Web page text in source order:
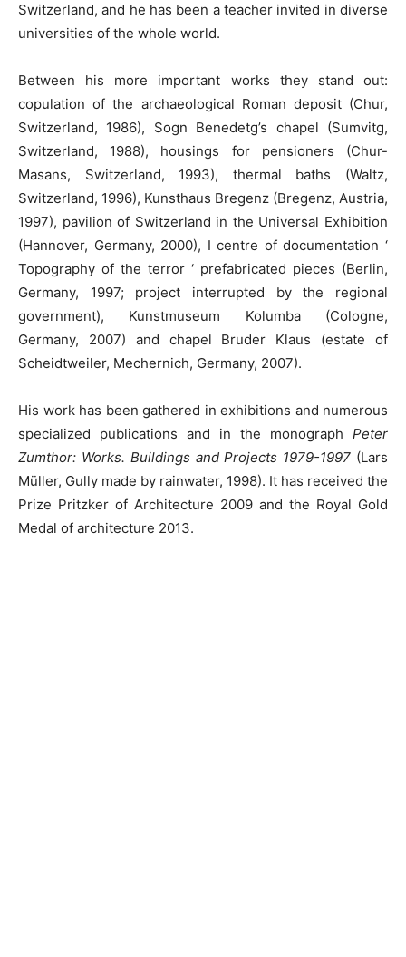
Switzerland, and he has been a teacher invited in diverse
universities of the whole world.
Between his more important works they stand out:
copulation of the archaeological Roman deposit (Chur,
Switzerland, 1986), Sogn Benedetg’s chapel (Sumvitg,
Switzerland, 1988), housings for pensioners (Chur-
Masans, Switzerland, 1993), thermal baths (Waltz,
Switzerland, 1996), Kunsthaus Bregenz (Bregenz, Austria,
1997), pavilion of Switzerland in the Universal Exhibition
(Hannover, Germany, 2000), I centre of documentation ‘
Topography of the terror ‘ prefabricated pieces (Berlin,
Germany, 1997; project interrupted by the regional
government), Kunstmuseum Kolumba (Cologne,
Germany, 2007) and chapel Bruder Klaus (estate of
Scheidtweiler, Mechernich, Germany, 2007).
His work has been gathered in exhibitions and numerous
specialized publications and in the monograph Peter
Zumthor: Works. Buildings and Projects 1979-1997 (Lars
Müller, Gully made by rainwater, 1998). It has received the
Prize Pritzker of Architecture 2009 and the Royal Gold
Medal of architecture 2013.